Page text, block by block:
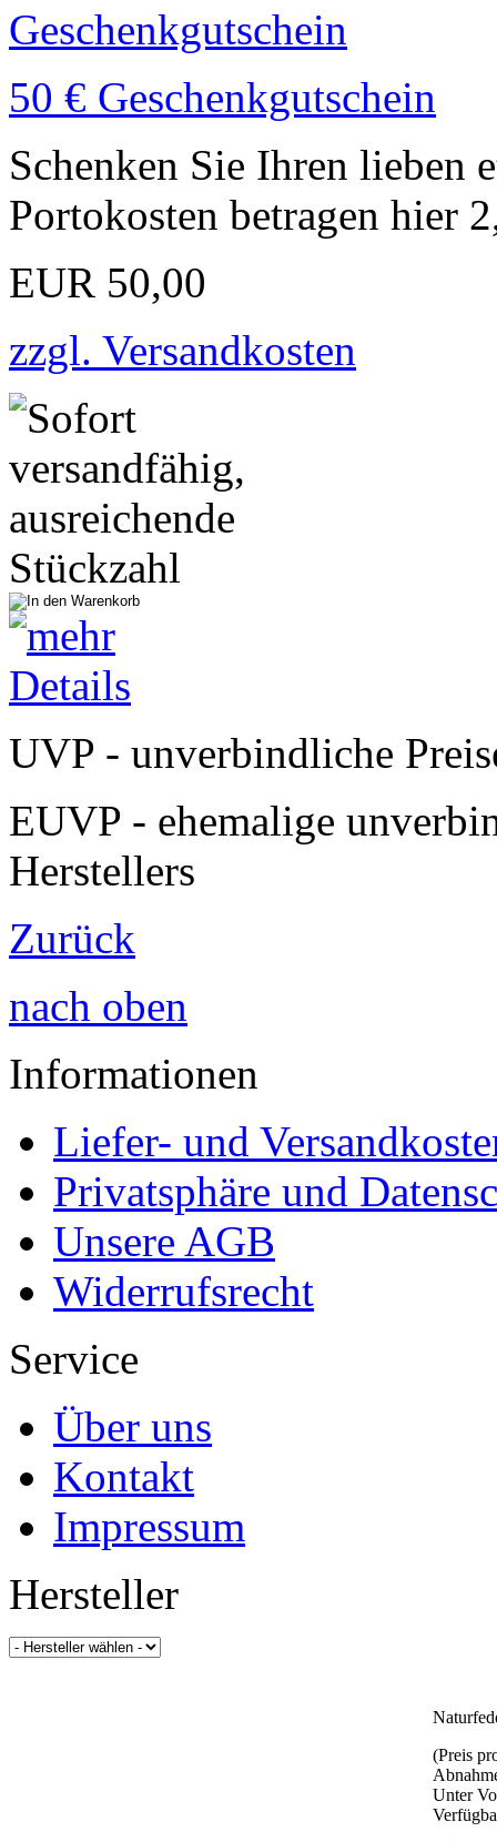
50 € Geschenkgutschein
Schenken Sie Ihren lieben
Portokosten betragen hier
EUR 50,00
zzgl. Versandkosten
UVP - unverbindliche
EUVP - ehemalige
Herstellers
Zurück
nach oben
Informationen
Liefer- und
Privatsphäre und
Unsere AGB
Widerrufsrecht
Service
Über uns
Kontakt
Impressum
Hersteller
(Preis
Unter